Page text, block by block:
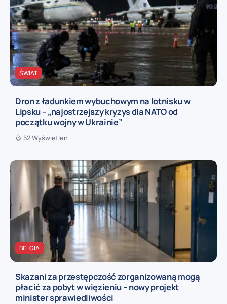
ŚWIAT
Dron z ładunkiem wybuchowym na lotnisku w
Lipsku – „najostrzejszy kryzys dla NATO od
początku wojny w Ukrainie”
52 Wyświetleń
BELGIA
Skazani za przestępczość zorganizowaną mogą
płacić za pobyt w więzieniu – nowy projekt
minister sprawiedliwości